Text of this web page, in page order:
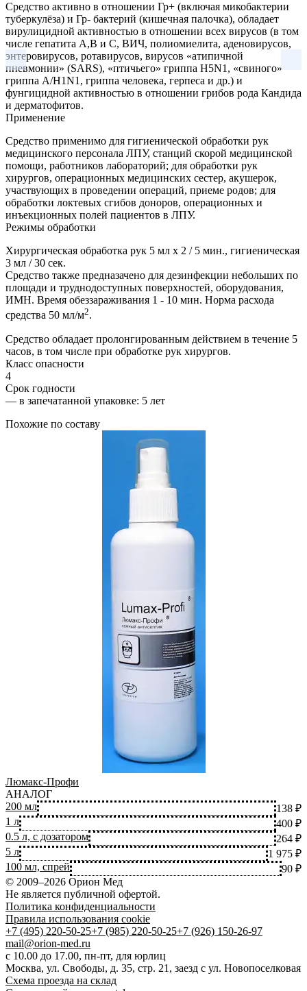
Средство активно в отношении Гр+ (включая микобактерии
туберкулёза) и Гр- бактерий (кишечная палочка), обладает
вирулицидной активностью в отношении всех вирусов (в том
числе гепатита А,В и С, ВИЧ, полиомиелита, аденовирусов,
энтеровирусов, ротавирусов, вирусов «атипичной
пневмонии» (SARS), «птичьего» гриппа H5N1, «свиного»
гриппа A/H1N1, гриппа человека, герпеса и др.) и
фунгицидной активностью в отношении грибов рода Кандида
и дерматофитов.
Применение
Средство применимо для гигиенической обработки рук
медицинского персонала ЛПУ, станций скорой медицинской
помощи, работников лабораторий; для обработки рук
хирургов, операционных медицинских сестер, акушерок,
участвующих в проведении операций, приеме родов; для
обработки локтевых сгибов доноров, операционных и
инъекционных полей пациентов в ЛПУ.
Режимы обработки
Хирургическая обработка рук 5 мл х 2 / 5 мин., гигиеническая
3 мл / 30 сек.
Средство также предназачено для дезинфекции небольших по
площади и труднодоступных поверхностей, оборудования,
ИМН. Время обеззараживания 1 - 10 мин. Норма расхода
средства 50 мл/м2.
Средство обладает пролонгированным действием в течение 5
часов, в том числе при обработке рук хирургов.
Класс опасности
4
Срок годности
— в запечатанной упаковке: 5 лет
Похожие по составу
Люмакс-Профи
АНАЛОГ
200 мл
138 ₽
1 л
400 ₽
0.5 л, с дозатором
264 ₽
5 л
1 975 ₽
100 мл, спрей
90 ₽
© 2009–2026 Орион Мед
Не является публичной офертой.
Политика конфиденциальности
Правила использования cookie
+7 (495) 220-50-25+7 (985) 220-50-25+7 (926) 150-26-97
mail@orion-med.ru
c 10.00 до 17.00, пн-пт, для юрлиц
Москва, ул. Свободы, д. 35, стр. 21, заезд с ул. Новопоселковая
Схема проезда на склад